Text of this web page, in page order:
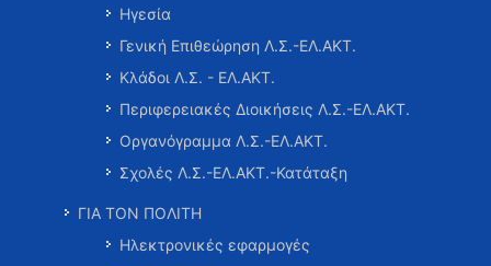
Ηγεσία
Γενική Επιθεώρηση Λ.Σ.-ΕΛ.ΑΚΤ.
Κλάδοι Λ.Σ. - ΕΛ.ΑΚΤ.
Περιφερειακές Διοικήσεις Λ.Σ.-ΕΛ.ΑΚΤ.
Οργανόγραμμα Λ.Σ.-ΕΛ.ΑΚΤ.
Σχολές Λ.Σ.-ΕΛ.ΑΚΤ.-Κατάταξη
ΓΙΑ ΤΟΝ ΠΟΛΙΤΗ
Ηλεκτρονικές εφαρμογές